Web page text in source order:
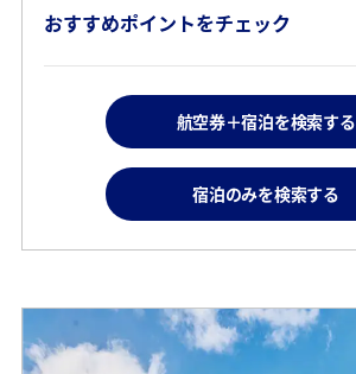
おすすめポイントをチェック
航空券＋宿泊を検索する
宿泊のみを検索する